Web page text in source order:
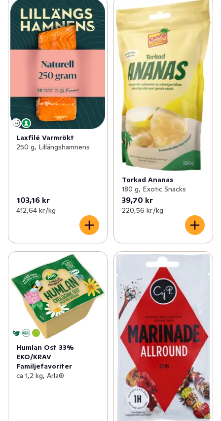
Laxfilé Varmrökt
250 g, Lillängshamnens
103,16 kr
412,64 kr /kg
Torkad Ananas
180 g, Exotic Snacks
39,70 kr
220,56 kr /kg
Humlan Ost 33%
EKO/KRAV
Familjefavoriter
ca 1,2 kg, Arla®